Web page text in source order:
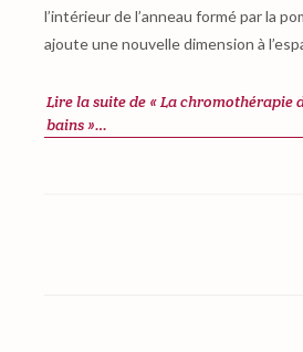
l’intérieur de l’anneau formé par la
ajoute une nouvelle dimension à
Lire la suite de « La chromothérapie
bains »…